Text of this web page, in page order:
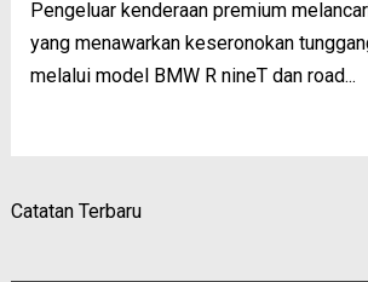
Pengeluar kenderaan premium
yang menawarkan keseronokan
melalui model BMW R nineT dan road...
Catatan Terbaru